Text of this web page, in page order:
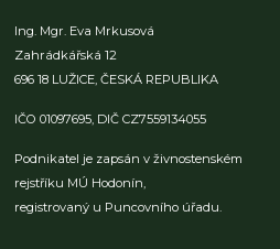
Ing. Mgr. Eva Mrkusová
Zahrádkářská 12
696 18 LUŽICE,ČESKÁ REPUBLIKA
IČO 01097695, DIČ CZ7559134055
Podnikatel je zapsán v živnostenském
rejstříku MÚ Hodonín,
registrovaný u Puncovního úřadu.